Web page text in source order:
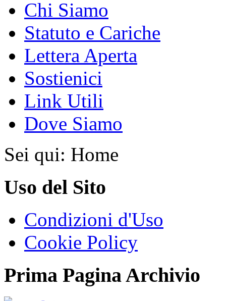
Chi Siamo
Statuto e Cariche
Lettera Aperta
Sostienici
Link Utili
Dove Siamo
Sei qui: Home
Uso del Sito
Condizioni d'Uso
Cookie Policy
Prima Pagina Archivio